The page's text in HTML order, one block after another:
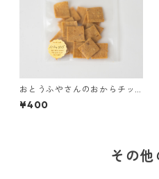
おとうふやさんのおからチッ
プス【バーニャカウダ】
¥400
その